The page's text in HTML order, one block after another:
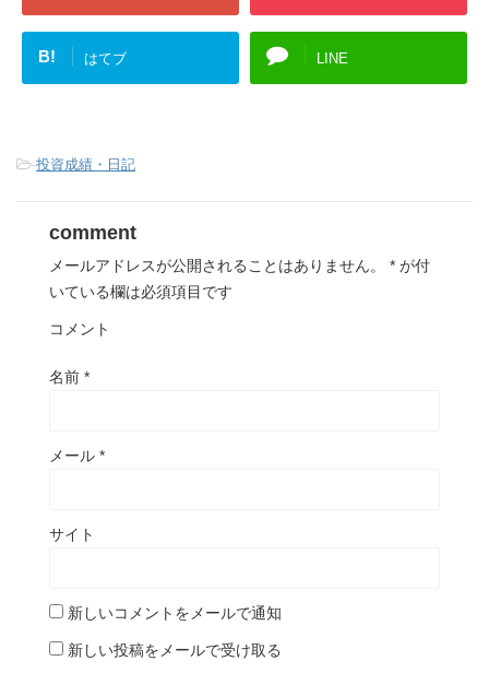
B! はてブ LINE
-投資成績・日記
comment
メールアドレスが公開されることはありません。 * が付
いている欄は必須項目です
コメント
名前 *
メール *
サイト
新しいコメントをメールで通知
新しい投稿をメールで受け取る